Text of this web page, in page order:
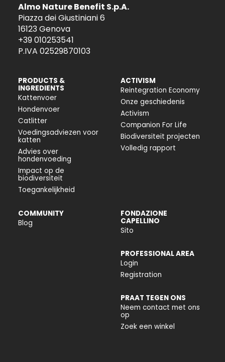
Almo Nature Benefit S.p.A.
Piazza dei Giustiniani 6
16123 Genova
+39 010253541
P.IVA 02529870103
PRODUCTS &
INGREDIENTS
Kattenvoer
Hondenvoer
Catlitter
Voedingsadviezen voor
katten
Advies over
hondenvoeding
Impact op de
biodiversiteit
Toegankelijkheid
ACTIVISM
Reintegration Economy
Onze geschiedenis
Activism
Companion For Life
Biodiversiteit projecten
Volledig rapport
COMMUNITY
Blog
FONDAZIONE
CAPELLINO
Sito
PROFESSIONAL AREA
Login
Registration
PRAAT TEGEN ONS
Neem contact met ons
op
Zoek een winkel